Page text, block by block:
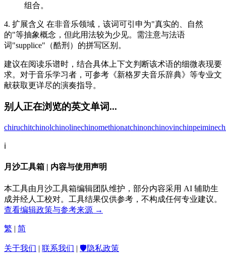
组合。
4. 扩展含义 在非音乐领域，该词可引申为"真实的、自然
的"等抽象概念，但此用法较为少见。需注意与法语
词"supplice"（酷刑）的拼写区别。
建议在阅读乐谱时，结合具体上下文判断该术语的细微表现要
求。对于音乐学习者，可参考《新格罗夫音乐辞典》等专业文
献获取更详尽的演奏指导。
别人正在浏览的英文单词...
chiruchitchinolchinolinechinomethionatchinonchinovinchinpeimine
ℹ️
月沙工具箱 | 内容与使用声明
本工具由月沙工具箱编辑团队维护，部分内容采用 AI 辅助生
成并经人工校对。工具结果仅供参考，不构成任何专业建议。
查看编辑政策与参考来源 →
繁 | 简
关于我们 | 联系我们 | 🛡️隐私政策